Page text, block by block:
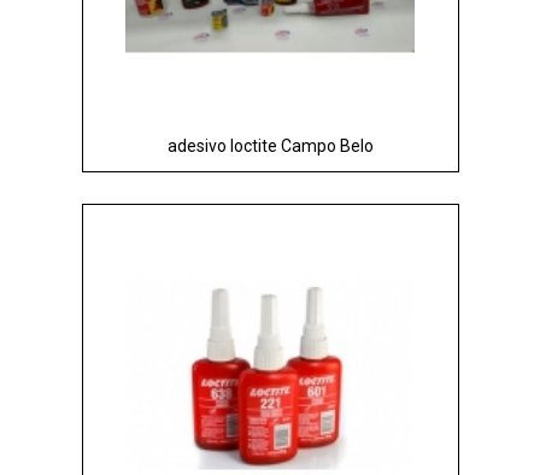
adesivo loctite Campo Belo